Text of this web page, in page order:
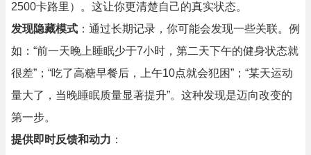
2500卡路里）。这让你更清楚自己的真实状态。
发现隐藏模式 ：通过长期记录，你可能会发现一些关联。例
如：“前一天晚上睡眠少于7小时，第二天下午的健身状态就
很差”；“吃了高糖早餐后，上午10点就会犯困”；“某天运动
量大了，当晚睡眠质量显著提升”。这种发现是迈向改变的
第一步。
提供即时反馈和动力 ：